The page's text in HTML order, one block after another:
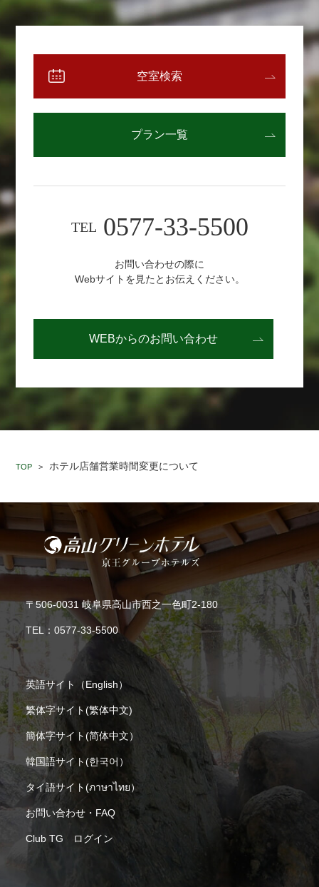
空室検索
プラン一覧
TEL 0577-33-5500
お問い合わせの際に
Webサイトを見たとお伝えください。
WEBからのお問い合わせ
TOP > ホテル店舗営業時間変更について
〒506-0031 岐阜県高山市西之一色町2-180
TEL： 0577-33-5500
英語サイト（English）
繁体字サイト(繁体中文)
簡体字サイト(简体中文）
韓国語サイト(한국어）
タイ語サイト(ภาษาไทย）
お問い合わせ・FAQ
Club TG ログイン